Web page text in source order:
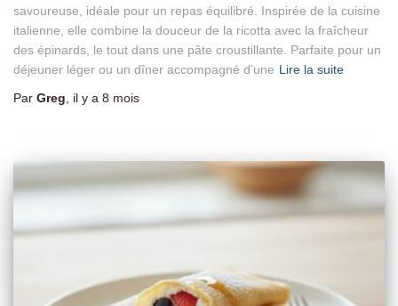
savoureuse, idéale pour un repas équilibré. Inspirée de la cuisine
italienne, elle combine la douceur de la ricotta avec la fraîcheur
des épinards, le tout dans une pâte croustillante. Parfaite pour un
déjeuner léger ou un dîner accompagné d’une Lire la suite
Par Greg , il y a 8 mois